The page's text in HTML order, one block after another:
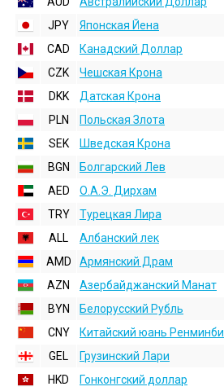
JPY
Японская Йена
CAD
Канадский Доллар
CZK
Чешская Крона
DKK
Датская Крона
PLN
Польская Злота
SEK
Шведская Крона
BGN
Болгарский Лев
AED
О.А.Э. Дирхам
TRY
Турецкая Лира
ALL
Албанский лек
AMD
Армянский Драм
AZN
Азербайджанский Манат
BYN
Белорусский Рубль
CNY
Китайский юань Ренминби
GEL
Грузинский Лари
HKD
Гонконгский доллаp